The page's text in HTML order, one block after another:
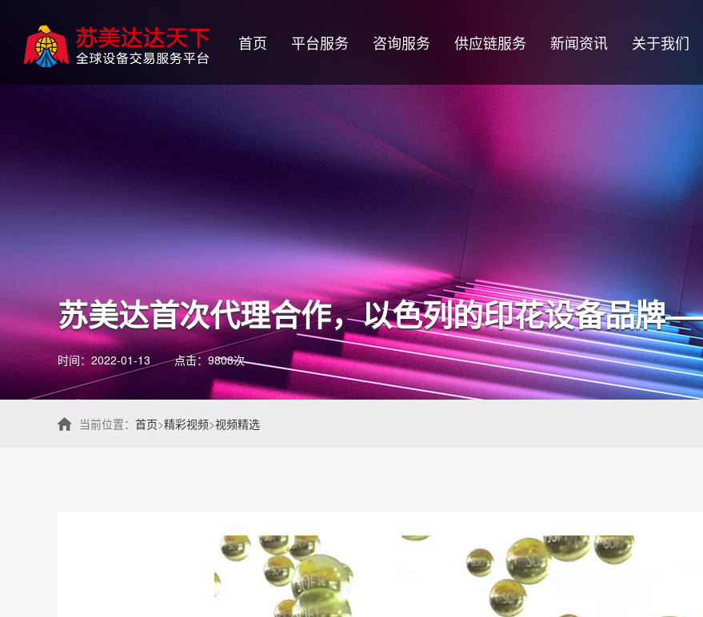
首页 平台服务 咨询服务 供应链服务 新闻资讯 关于我们
苏美达首次代理合作，以色列的印花设备品牌
时间：2022-01-13 点击：9808次
当前位置： 首页>精彩视频>视频精选